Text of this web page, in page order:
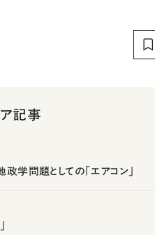
記事
学問題としての「エアコン」